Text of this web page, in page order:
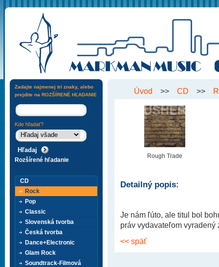
Úvod >> CD >>
Rough Trade
Detailný popis:
Je nám ľúto, ale titul bol
práv vydavateľom vyradený
<< späť
Zadajte najmenej tri znaky, alebo
prejdite na ROZŠÍRENÉ HĽADANIE
Kde hľadať?
Rozšírené hľadanie
CD
Rock
Pop
Classic
Slovenská tvorba
Česká tvorba
Dance+Electronic
Glam Rock
Soundtrack-Filmová